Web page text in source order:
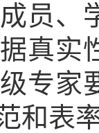
员、
真实
专家
和表